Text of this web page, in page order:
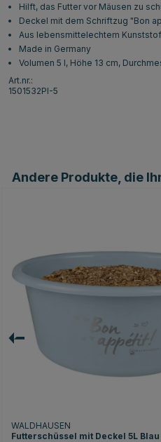
Hilft, das Futter vor Mäusen zu
Deckel mit dem Schriftzug "Bon
Aus lebensmittelechtem
Made in Germany
Volumen 5 l, Höhe 13 cm,
Art.nr.:
1501532PI-5
Andere Produkte, die
WALDHAUSEN
Futterschüssel mit Deckel 5L Blau